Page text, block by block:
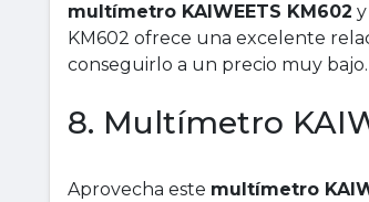
multímetro KAIWEETS KM602
KM602 ofrece una excelente
conseguirlo a un precio muy bajo.
8. Multímetro
Aprovecha este multímetro